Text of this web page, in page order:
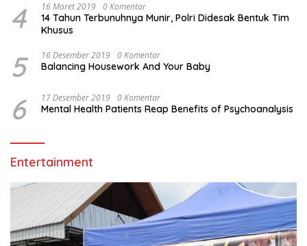
4 16 Maret 2019 0 Komentar
14 Tahun Terbunuhnya Munir, Polri Didesak Bentuk Tim
Khusus
5 16 Desember 2019 0 Komentar
Balancing Housework And Your Baby
6 17 Desember 2019 0 Komentar
Mental Health Patients Reap Benefits of Psychoanalysis
Entertainment